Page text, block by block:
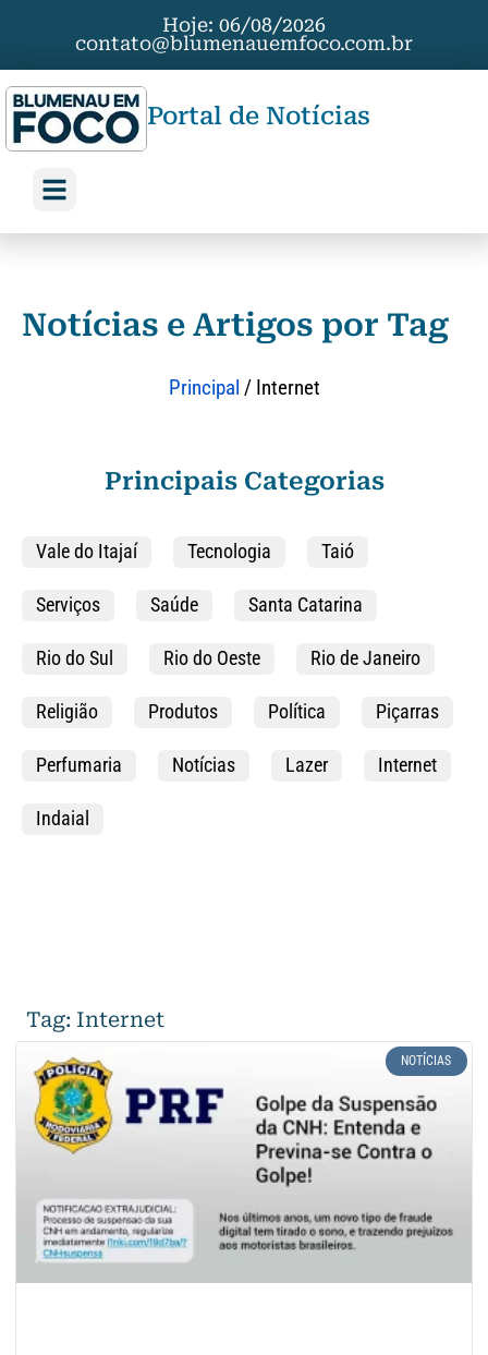
Hoje: 06/08/2026
contato@blumenauemfoco.com.br
Portal de Notícias
Notícias e Artigos por Tag
Principal / Internet
Principais Categorias
Vale do Itajaí Tecnologia Taió
Serviços Saúde Santa Catarina
Rio do Sul Rio do Oeste Rio de Janeiro
Religião Produtos Política Piçarras
Perfumaria Notícias Lazer Internet
Indaial
Tag: Internet
NOTÍCIAS